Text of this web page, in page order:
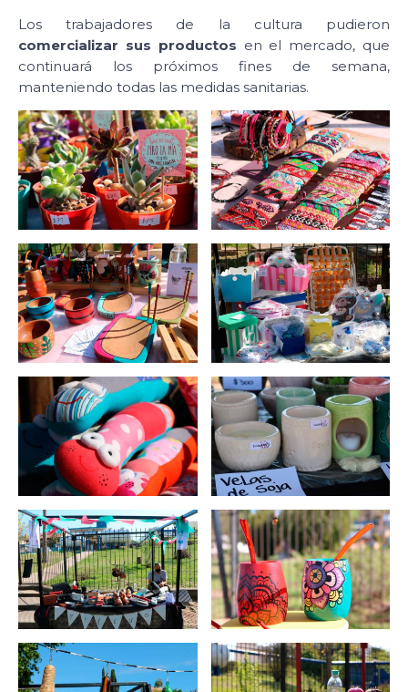
Los trabajadores de la cultura pudieron
comercializar sus productos en el mercado, que
continuará los próximos fines de semana,
manteniendo todas las medidas sanitarias.